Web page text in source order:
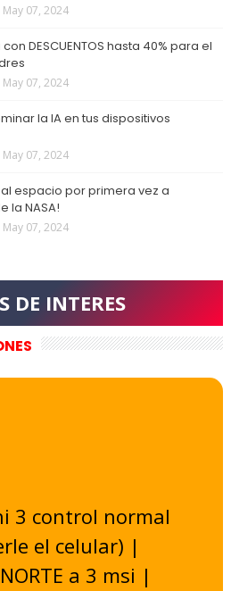
May 07, 2024
DESCUENTOS hasta 40% para el
May 07, 2024
la IA en tus dispositivos
May 07, 2024
al espacio por primera vez a
la NASA!
May 07, 2024
3 control normal
el celular) |
a 3 msi |